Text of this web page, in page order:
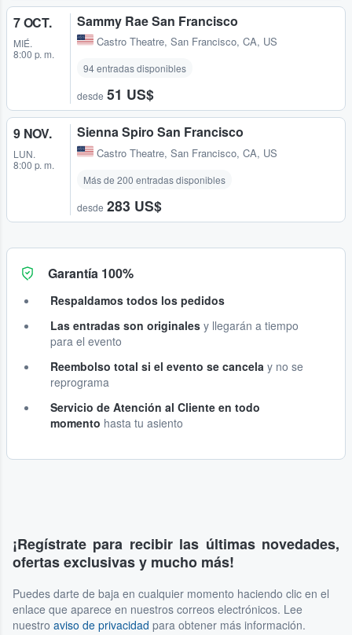
7 OCT.
MIÉ.
8:00 p. m.
Sammy Rae San Francisco
Castro Theatre, San Francisco, CA, US
94 entradas disponibles
desde 51 US$
9 NOV.
LUN.
8:00 p. m.
Sienna Spiro San Francisco
Castro Theatre, San Francisco, CA, US
Más de 200 entradas disponibles
desde 283 US$
Garantía 100%
Respaldamos todos los pedidos
Las entradas son originales y llegarán a tiempo
para el evento
Reembolso total si el evento se cancela y no se
reprograma
Servicio de Atención al Cliente en todo
momento hasta tu asiento
¡Regístrate para recibir las últimas novedades,
ofertas exclusivas y mucho más!
Puedes darte de baja en cualquier momento haciendo clic en el
enlace que aparece en nuestros correos electrónicos. Lee
nuestro aviso de privacidad para obtener más información.